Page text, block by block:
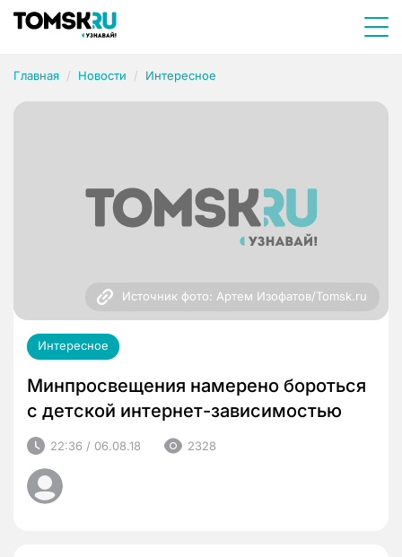
Главная Новости Интересное
Источник фото: Артем Изофатов/Tomsk.ru
Интересное
Минпросвещения намерено бороться
с детской интернет-зависимостью
22:36 / 06.08.18 2328